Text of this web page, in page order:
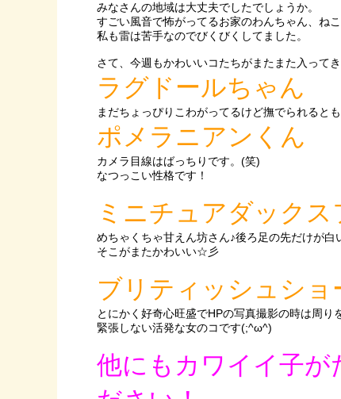
みなさんの地域は大丈夫でしたでしょうか。
すごい風音で怖がってるお家のわんちゃん、ね
私も雷は苦手なのでびくびくしてました。
さて、今週もかわいいコたちがまたまた入って
ラグドールちゃん
まだちょっぴりこわがってるけど撫でられると
ポメラニアンくん
カメラ目線はばっちりです。(笑)
なつっこい性格です！
ミニチュアダック
めちゃくちゃ甘えん坊さん♪後ろ足の先だけが白
そこがまたかわいい☆彡
ブリティッシュショ
とにかく好奇心旺盛でHPの写真撮影の時は周
緊張しない活発な女のコです(;^ω^)
他にもカワイイ子が